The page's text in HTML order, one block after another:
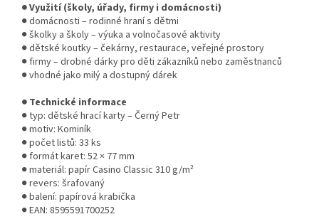
● Využití (školy, úřady, firmy i domácnosti)
● domácnosti – rodinné hraní s dětmi
● školky a školy – výuka a volnočasové aktivity
● dětské koutky – čekárny, restaurace, veřejné prostory
● firmy – drobné dárky pro děti zákazníků nebo zaměstnanců
● vhodné jako milý a dostupný dárek
● Technické informace
● typ: dětské hrací karty – Černý Petr
● motiv: Kominík
● počet listů: 33 ks
● formát karet: 52 × 77 mm
● materiál: papír Casino Classic 310 g/m²
● revers: šrafovaný
● balení: papírová krabička
● EAN: 8595591700252